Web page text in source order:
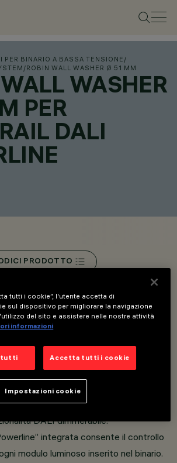
PER BINARIO A BASSA TENSIONE /
/ROBIN WALL WASHER Ø 51 MM
WASHER
PER
DALI
PRODOTTO
su binario Superrail.
pressofuso con sistema di
include il circuito driver
DALI dimmerabile.
integrata consente il controllo
modulo luminoso inserito nel binario.
tutti i cookie”, l'utente accetta di
sul dispositivo per migliorare la navigazione
del sito e assistere nelle nostre attività
informazioni
tutti Accetta tutti i cookie
Impostazioni cookie